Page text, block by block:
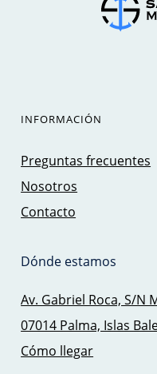
INFORMACIÓN
Preguntas frecuentes
Nosotros
Contacto
Dónde estamos
Av. Gabriel Roca, S/N
07014 Palma, Islas
Cómo llegar